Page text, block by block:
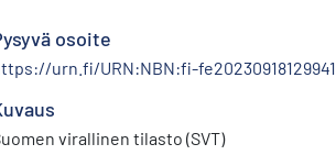
osoite
urn.fi/URN:NBN:fi-fe20230918129941
virallinen tilasto (SVT)